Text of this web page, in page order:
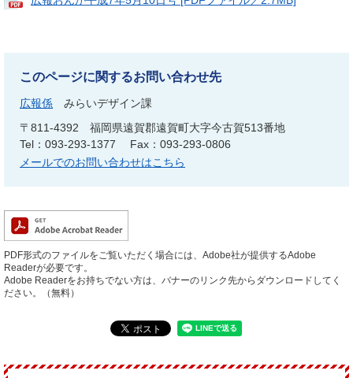
このページに関するお問い合わせ先
広報係
みらいデザイン課
〒811-4392
福岡県遠賀郡遠賀町大字今古賀513番地
Tel：093-293-1377
Fax：093-293-0806
メールでのお問い合わせはこちら
PDF形式のファイルをご覧いただく場合には、Adobe社が提供するAdobe
Readerが必要です。
Adobe Readerをお持ちでない方は、バナーのリンク先からダウンロードしてく
ださい。（無料）